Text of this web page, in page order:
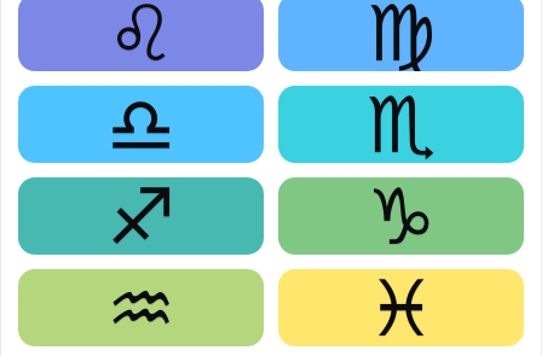
♌
♍
♎
♏
♐
♑
♒
♓